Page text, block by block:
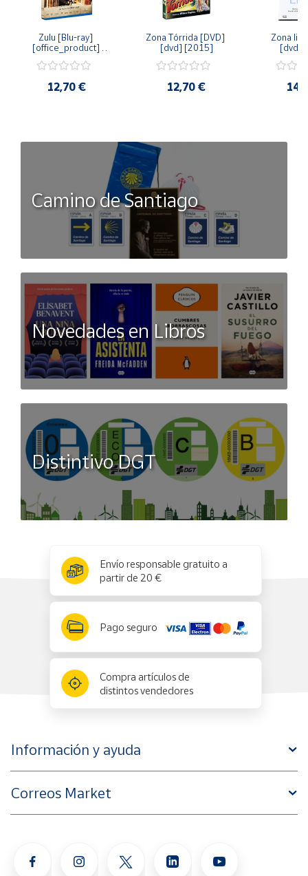
Zulu [Blu-ray]
[office_product]
12,70 €
Zona Tórrida [DVD]
[dvd] [2015]
12,70 €
Zona
[dvd]
Camino de Santiago
Novedades en Libros
Distintivo DGT
Envío responsable gratuito a
partir de 20 €
Pago seguro
Compra artículos de
distintos vendedores
Información y ayuda
Correos Market